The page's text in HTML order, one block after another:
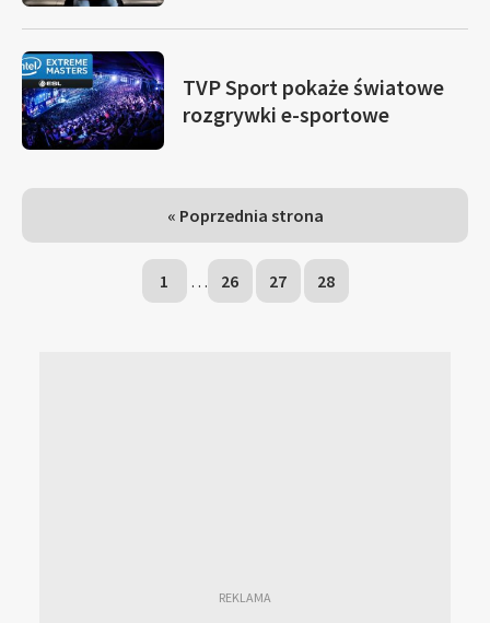
TVP Sport pokaże światowe
rozgrywki e-sportowe
« Poprzednia strona
1 … 26 27 28